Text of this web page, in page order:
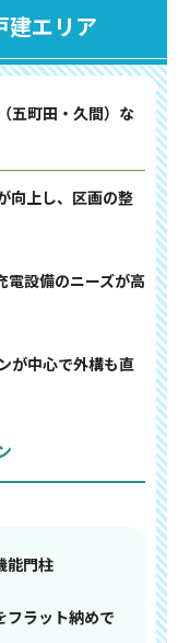
建エリア
五町田・久間）な
向上し、区画の整
電設備のニーズが高
が中心で外構も直
能門柱
フラット納めで